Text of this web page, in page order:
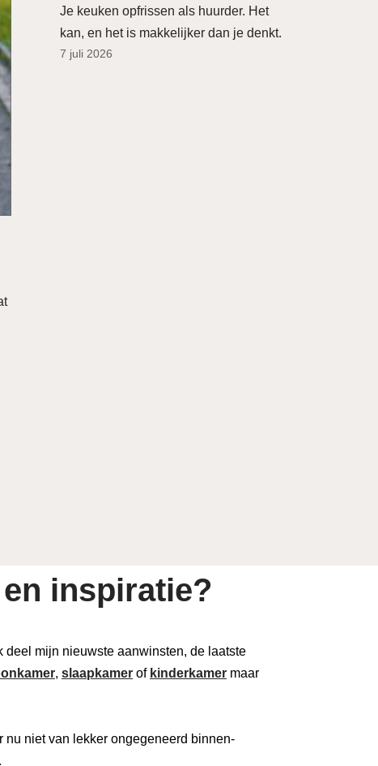
Je keuken opfrissen als huurder. Het
kan, en het is makkelijker dan je denkt.
7 juli 2026
inspiratie?
deel mijn nieuwste aanwinsten, de laatste
, slaapkamer of kinderkamer maar
niet van lekker ongegeneerd binnen-